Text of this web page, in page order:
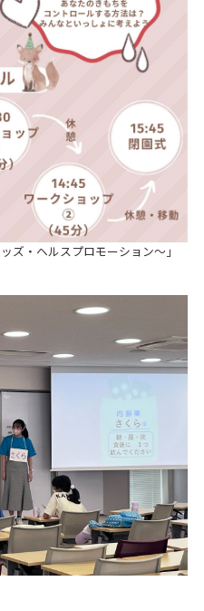
ズ・ヘルスプロモーション～」